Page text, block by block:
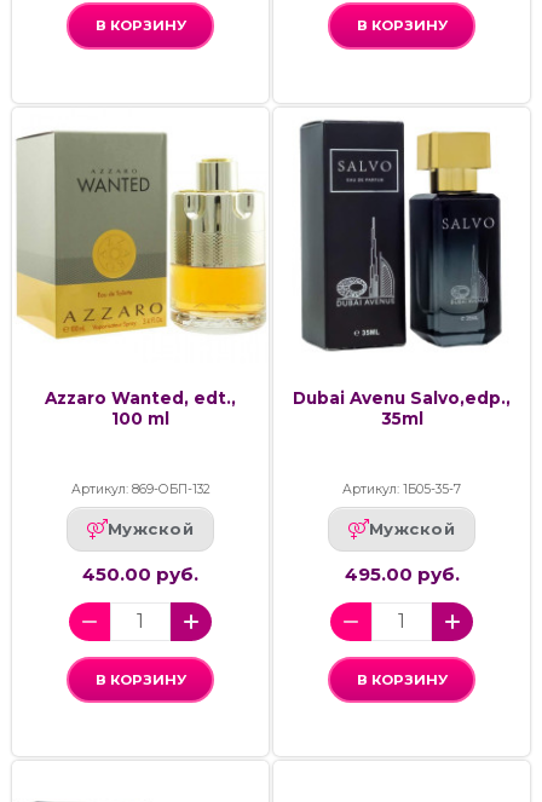
В КОРЗИНУ В КОРЗИНУ
Azzaro Wanted, edt.,
100 ml
Артикул: 869-ОБП-132
Мужской
450.00 руб.
В КОРЗИНУ
Dubai Avenu Salvo,edp.,
35ml
Артикул: 1Б05-35-7
Мужской
495.00 руб.
В КОРЗИНУ